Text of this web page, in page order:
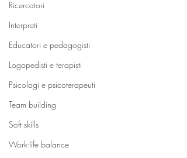
Ricercatori
Interpreti
Educatori e pedagogisti
Logopedisti e terapisti
Psicologi e psicoterapeuti
Team building
Soft skills
Work-life balance